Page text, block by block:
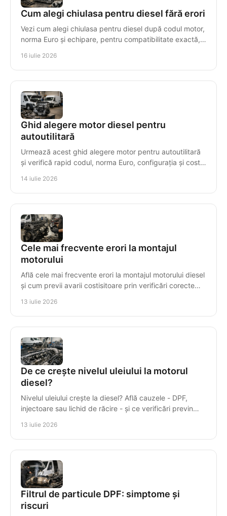
Cum alegi chiulasa pentru diesel fără erori
Vezi cum alegi chiulasa pentru diesel după codul motor,
norma Euro și echipare, pentru compatibilitate exactă,
16 iulie 2026
Ghid alegere motor diesel pentru
autoutilitară
Urmează acest ghid alegere motor pentru autoutilitară
și verifică rapid codul, norma Euro, configurația și costul
14 iulie 2026
Cele mai frecvente erori la montajul
motorului
Află cele mai frecvente erori la montajul motorului diesel
și cum previi avarii costisitoare prin verificări corecte
13 iulie 2026
De ce crește nivelul uleiului la motorul
diesel?
Nivelul uleiului crește la diesel? Află cauzele - DPF,
injectoare sau lichid de răcire - și ce verificări previn
13 iulie 2026
Filtrul de particule DPF: simptome și
riscuri